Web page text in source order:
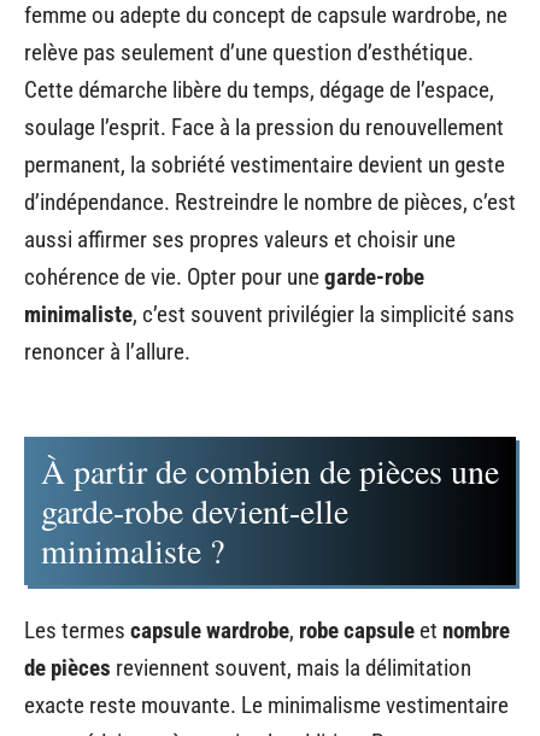
femme ou adepte du concept de capsule wardrobe, ne
relève pas seulement d’une question d’esthétique.
Cette démarche libère du temps, dégage de l’espace,
soulage l’esprit. Face à la pression du renouvellement
permanent, la sobriété vestimentaire devient un geste
d’indépendance. Restreindre le nombre de pièces, c’est
aussi affirmer ses propres valeurs et choisir une
cohérence de vie. Opter pour unegarde-robe
minimaliste, c’est souvent privilégier la simplicité sans
renoncer à l’allure.
À partir de combien de pièces une
garde-robe devient-elle
minimaliste ?
Les termes capsule wardrobe, robe capsule et nombre
de pièces reviennent souvent, mais la délimitation
exacte reste mouvante. Le minimalisme vestimentaire